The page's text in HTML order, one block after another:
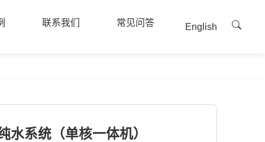
联系我们 常见问答 English
水系统（单核一体机）